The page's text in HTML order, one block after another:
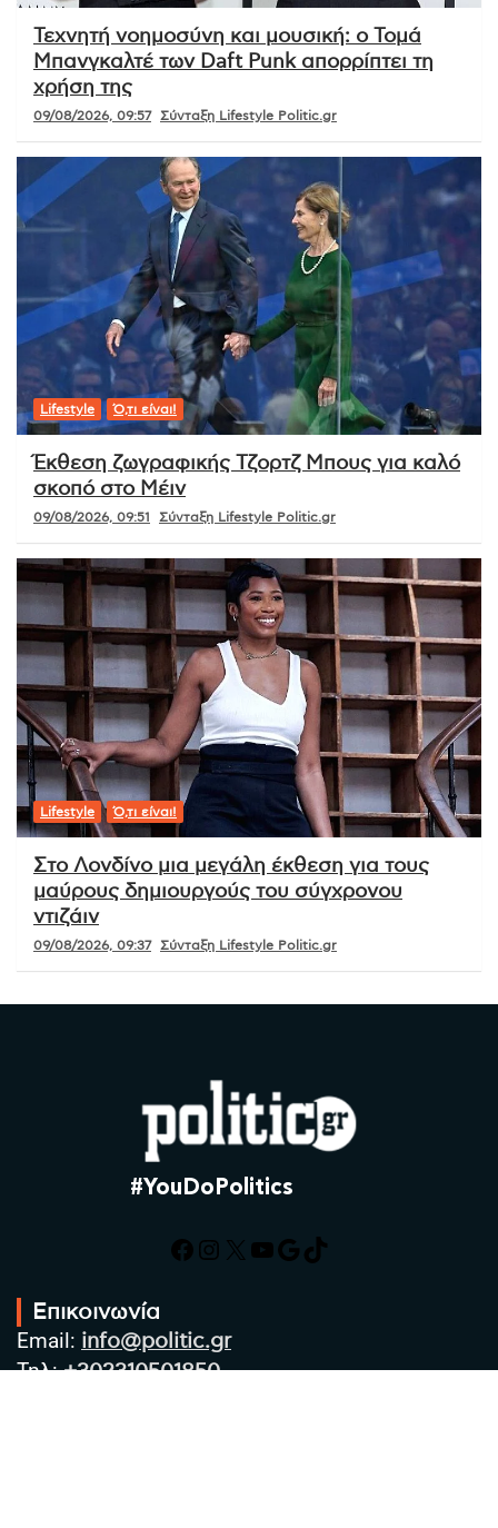
Τεχνητή νοημοσύνη και μουσική: ο Τομά
Μπανγκαλτέ των Daft Punk απορρίπτει τη
χρήση της
09/08/2026, 09:57 Σύνταξη Lifestyle Politic.gr
Lifestyle Ό,τι είναι!
Έκθεση ζωγραφικής Τζορτζ Μπους για καλό
σκοπό στο Μέιν
09/08/2026, 09:51 Σύνταξη Lifestyle Politic.gr
Lifestyle Ό,τι είναι!
Στο Λονδίνο μια μεγάλη έκθεση για τους
μαύρους δημιουργούς του σύγχρονου
ντιζάιν
09/08/2026, 09:37 Σύνταξη Lifestyle Politic.gr
#YouDoPolitics
Facebook
Instagram
X YouTube
Google
TikTok
Επικοινωνία
Email: info@politic.gr
Τηλ:+302310501850